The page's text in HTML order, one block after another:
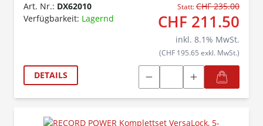
Art. Nr.: DX62010
Verfügbarkeit: Lagernd
Statt:CHF 235.00
CHF 211.50
inkl. 8.1% MwSt.
(CHF 195.65 exkl. MwSt.)
DETAILS